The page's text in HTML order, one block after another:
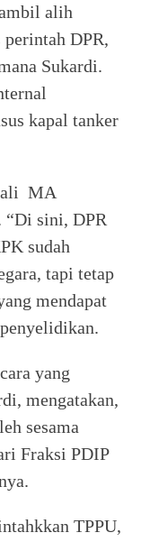
alih
perintah DPR,
Sukardi.
kapal tanker
MA
“Di sini, DPR
sudah
tapi tetap
mendapat
yang
mengatakan,
sesama
Fraksi PDIP
TPPU,